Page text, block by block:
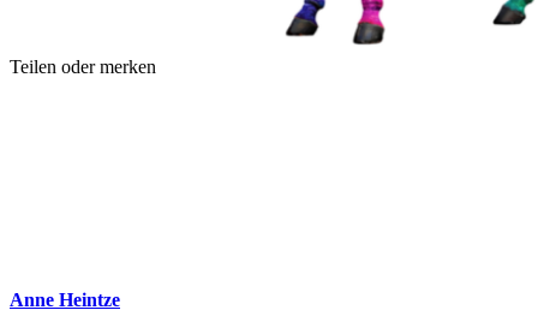
Teilen oder merken
Anne Heintze